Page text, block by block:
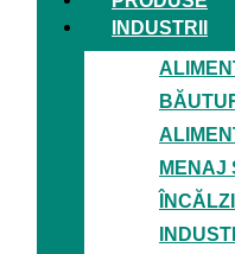
INDUSTRII
MENAJ